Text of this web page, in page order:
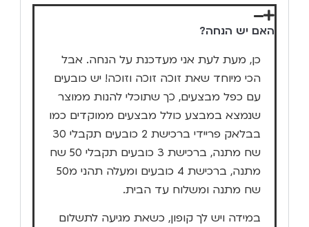
האם יש הנחה?
כן, מעת לעת אני מעדכנת על הנחה. אבל
הכי מיוחד שאת זוכה זוכה וזוכה! יש כובעים
עם כפל מבצעים, כך שתוכלי להנות ממוצר
שנמצא במבצע כולל מבצעים ממוקדים כמו
בבלאק פריידי ברכישת 2 כובעים תקבלי 30
שח מתנה, ברכישת 3 כובעים תקבלי 50 שח
מתנה, ברכישת 4 כובעים ומעלה תהני מ50
שח מתנה ומשלוח עד הבית.
במידה ויש לך קופון, כשאת מגיעה לתשלום